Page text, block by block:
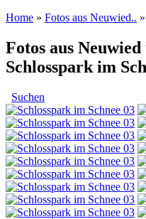
Home » Fotos aus Neuwied.. »
Fotos aus
Schlosspark im
Suchen